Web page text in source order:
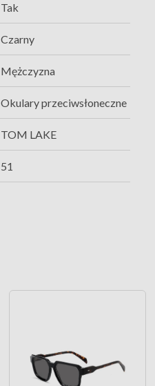
Tak
Czarny
Mężczyzna
Okulary przeciwsłoneczne
TOM LAKE
51